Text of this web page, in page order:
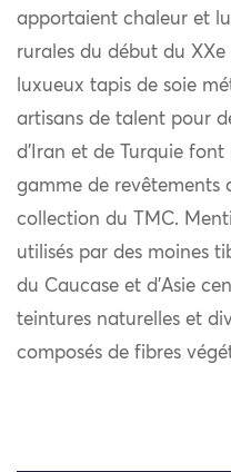
apportaient chaleur et
rurales du début du
luxueux tapis de soie
artisans de talent pour
d’Iran et de Turquie
gamme de revêtements
collection du TMC.
utilisés par des moines
du Caucase et d’Asie
teintures naturelles et
composés de fibres